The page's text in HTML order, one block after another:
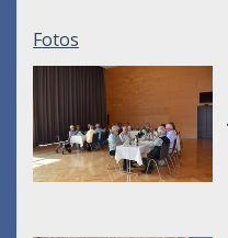
Fotos